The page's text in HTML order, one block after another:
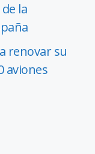
la
renovar su
aviones